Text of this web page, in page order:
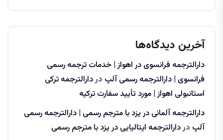
آخرین دیدگاه‌ها
دارالترجمه فرانسوی در اهواز | خدمات ترجمه رسمی
فرانسوی | دارالترجمه رسمی آلپ دردارالترجمه ترکی
استانبولی اهواز | مورد تأیید سفارت ترکیه
دارالترجمه آلمانی در یزد با مترجم رسمی | دارالترجمه رسمی
آلپ دردارالترجمه ایتالیایی در یزد با مترجم رسمی